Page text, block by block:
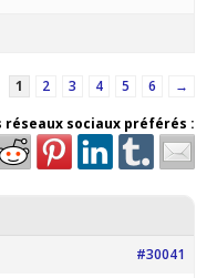
1 2 3 4 5 6
→
réseaux sociaux préférés :
#30041